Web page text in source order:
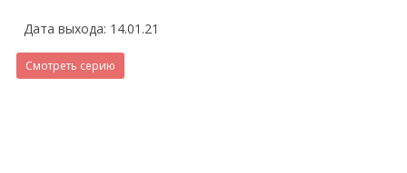
Дата выхода: 14.01.21
Смотреть серию